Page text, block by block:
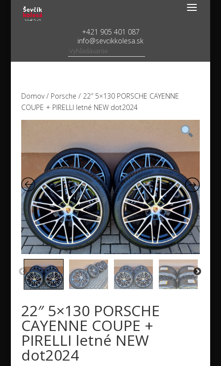
+421 905 401 087
info@sevcikkolesa.sk
Domov/ Porsche / 22″ 5×130 PORSCHE CAYENNE
COUPE + PIRELLI letné NEW dot2024
22″ 5×130 PORSCHE
CAYENNE COUPE +
PIRELLI letné NEW
dot2024